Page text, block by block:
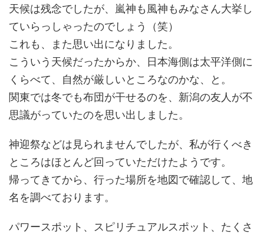
天候は残念でしたが、嵐神も風神もみなさん大挙し
ていらっしゃったのでしょう（笑）
これも、また思い出になりました。
こういう天候だったからか、日本海側は太平洋側に
くらべて、自然が厳しいところなのかな、と。
関東では冬でも布団が干せるのを、新潟の友人が不
思議がっていたのを思い出しました。
神迎祭などは見られませんでしたが、私が行くべき
ところはほとんど回っていただけたようです。
帰ってきてから、行った場所を地図で確認して、地
名を調べております。
パワースポット、スピリチュアルスポット、たくさ